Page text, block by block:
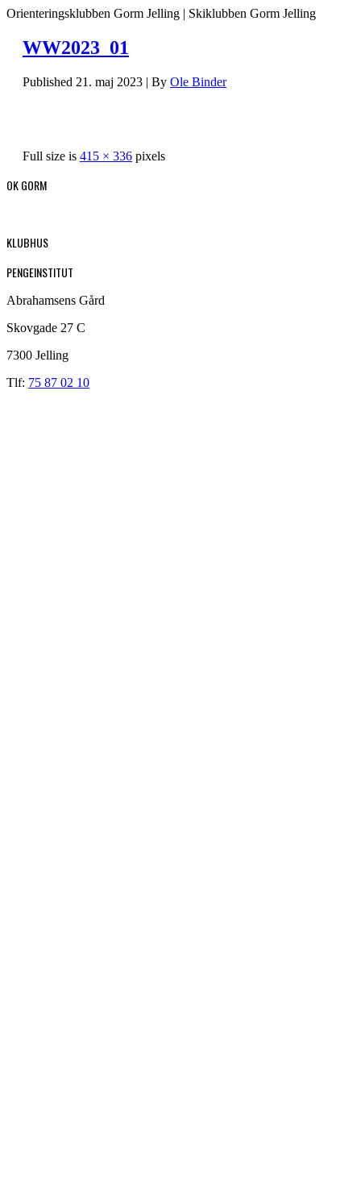
Orienteringsklubben Gorm Jelling | Skiklubben Gorm Jelling
WW2023_01
Published 21. maj 2023 | By Ole Binder
Full size is 415 × 336 pixels
OK GORM
KLUBHUS
PENGEINSTITUT
Abrahamsens Gård
Skovgade 27 C
7300 Jelling
Tlf: 75 87 02 10